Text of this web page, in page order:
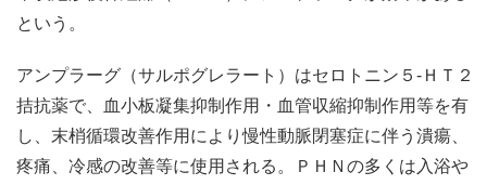
という。
アンプラーグ（サルポグレラート）はセロトニン５-ＨＴ２
拮抗薬で、血小板凝集抑制作用・血管収縮抑制作用等を有
し、末梢循環改善作用により慢性動脈閉塞症に伴う潰瘍、
疼痛、冷感の改善等に使用される。ＰＨＮの多くは入浴や